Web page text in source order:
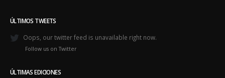
ÚLTIMOS TWEETS
Oops, our twitter feed is unavailable right now.
Follow us on Twitter
ÚLTIMAS EDICIONES